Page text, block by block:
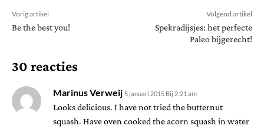
Vorig artikel
Be the best you!
Volgend artikel
Spekradijsjes: het perfecte
Paleo bijgerecht!
30 reacties
Marinus Verweij 5 januari 2015 Bij 2:21 am
Looks delicious. I have not tried the butternut
squash. Have oven cooked the acorn squash in water